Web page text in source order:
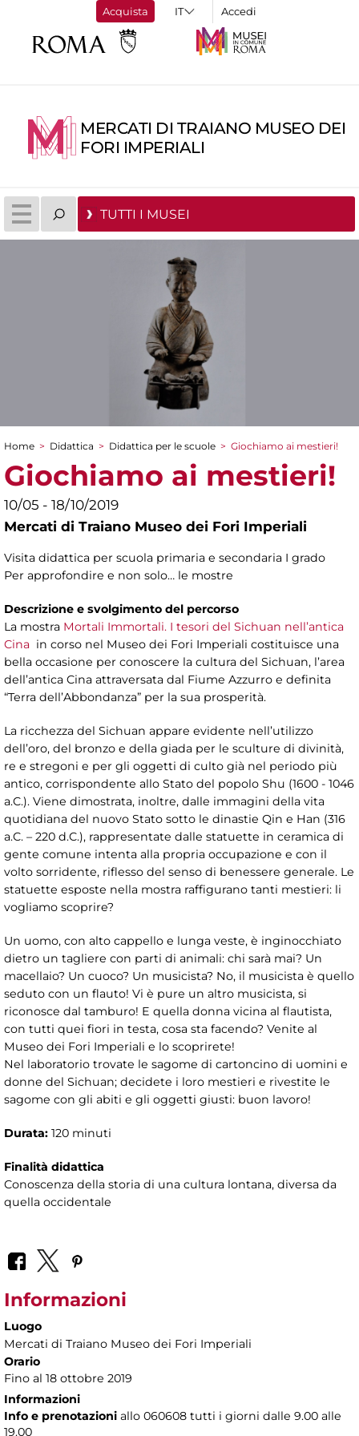
Acquista Accedi
MERCATI DI TRAIANO MUSEO DEI
FORI IMPERIALI
TUTTI I MUSEI
Tu sei qui
Home > Didattica > Didattica per le scuole > Giochiamo ai mestieri!
Giochiamo ai mestieri!
10/05 - 18/10/2019
Mercati di Traiano Museo dei Fori Imperiali
Visita didattica per scuola primaria e secondaria I grado
Per approfondire e non solo… le mostre
Descrizione e svolgimento del percorso
La mostra Mortali Immortali. I tesori del Sichuan nell’antica
Cina in corso nel Museo dei Fori Imperiali costituisce una
bella occasione per conoscere la cultura del Sichuan, l’area
dell’antica Cina attraversata dal Fiume Azzurro e definita
“Terra dell’Abbondanza” per la sua prosperità.
La ricchezza del Sichuan appare evidente nell’utilizzo
dell’oro, del bronzo e della giada per le sculture di divinità,
re e stregoni e per gli oggetti di culto già nel periodo più
antico, corrispondente allo Stato del popolo Shu (1600 - 1046
a.C.). Viene dimostrata, inoltre, dalle immagini della vita
quotidiana del nuovo Stato sotto le dinastie Qin e Han (316
a.C. – 220 d.C.), rappresentate dalle statuette in ceramica di
gente comune intenta alla propria occupazione e con il
volto sorridente, riflesso del senso di benessere generale. Le
statuette esposte nella mostra raffigurano tanti mestieri: li
vogliamo scoprire?
Un uomo, con alto cappello e lunga veste, è inginocchiato
dietro un tagliere con parti di animali: chi sarà mai? Un
macellaio? Un cuoco? Un musicista? No, il musicista è quello
seduto con un flauto! Vi è pure un altro musicista, si
riconosce dal tamburo! E quella donna vicina al flautista,
con tutti quei fiori in testa, cosa sta facendo? Venite al
Museo dei Fori Imperiali e lo scoprirete!
Nel laboratorio trovate le sagome di cartoncino di uomini e
donne del Sichuan; decidete i loro mestieri e rivestite le
sagome con gli abiti e gli oggetti giusti: buon lavoro!
Durata: 120 minuti
Finalità didattica
Conoscenza della storia di una cultura lontana, diversa da
quella occidentale
Informazioni
Luogo
Mercati di Traiano Museo dei Fori Imperiali
Orario
Fino al 18 ottobre 2019
Informazioni
Info e prenotazioni allo 060608 tutti i giorni dalle 9.00 alle
19.00